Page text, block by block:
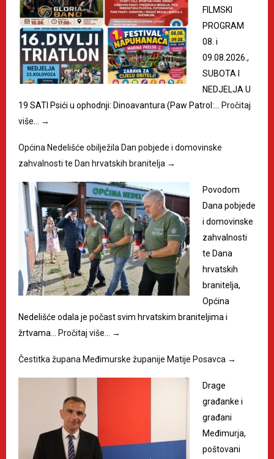
FILMSKI
PROGRAM
08. i
09.08.2026.,
SUBOTA I
NEDJELJA U
19 SATI Psići u ophodnji: Dinoavantura (Paw Patrol:…
Pročitaj
više…
→
Općina Nedelišće obilježila Dan pobjede i domovinske
zahvalnosti te Dan hrvatskih branitelja →
Povodom
Dana pobjede
i domovinske
zahvalnosti
te Dana
hrvatskih
branitelja,
Općina
Nedelišće odala je počast svim hrvatskim braniteljima i
žrtvama…
Pročitaj više… →
Čestitka župana Međimurske županije Matije Posavca →
Drage
građanke i
građani
Međimurja,
poštovani